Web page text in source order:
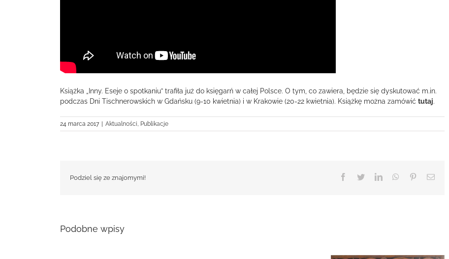
Książka „Inny. Eseje o spotkaniu” trafiła już do księgarń w całej Polsce. O tym, co zawiera, będzie się dyskutować m.in.
podczas Dni Tischnerowskich w Gdańsku (9-10 kwietnia) i w Krakowie (20-22 kwietnia). Książkę można zamówić tutaj.
24 marca 2017 Aktualności, Publikacje
Podziel się ze znajomymi! Facebook
TwitterLinkedInWhatsApp
PinterestEmail
Podobne wpisy